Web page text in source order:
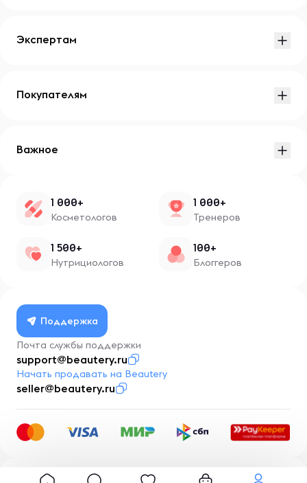
Экспертам
Покупателям
Важное
1 000+
Косметологов
1 000+
Тренеров
1 500+
Нутрициологов
100+
Блоггеров
Поддержка
Почта службы поддержки
support@beautery.ru
Начать продавать на Beautery
seller@beautery.ru